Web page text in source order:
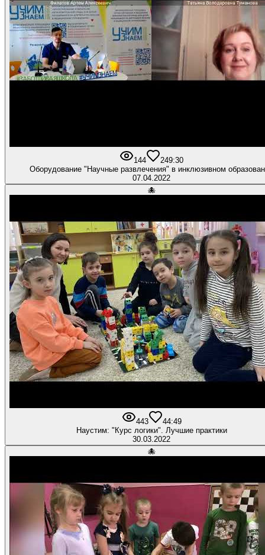
144 249:30
Оборудование "Научные развлечения" в инклюзивном
07.04.2022
🐙
443 44:49
Наустим: "Курс логики". Лучшие практики
30.03.2022
🐙